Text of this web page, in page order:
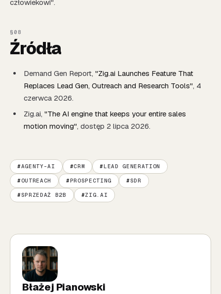
człowiekowi".
Źródła
Demand Gen Report, "Zig.ai Launches Feature That
Replaces Lead Gen, Outreach and Research Tools", 4
czerwca 2026.
Zig.ai, "The AI engine that keeps your entire sales
motion moving", dostęp 2 lipca 2026.
AGENTY-AI CRM LEAD GENERATION
OUTREACH PROSPECTING SDR
SPRZEDAŻ B2B ZIG.AI
Błażej Pianowski